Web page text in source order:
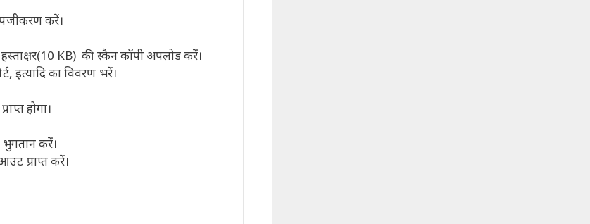
करें।
KB) की स्कैन कॉपी अपलोड करें।
इत्यादि का विवरण भरें।
होगा।
करें।
प्राप्त करें।